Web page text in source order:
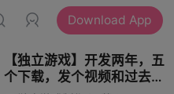
Download App
【独立游戏】开发两年，五
个下载，发个视频和过去的